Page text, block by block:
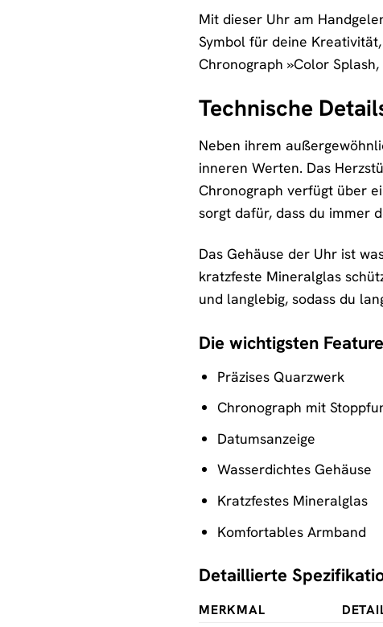
Mit dieser Uhr am
Symbol für deine Kreativität,
Chronograph »Color
Technische
Neben ihrem
inneren Werten. Das
Chronograph verfügt über
sorgt dafür, dass du immer
Das Gehäuse der Uhr ist
kratzfeste Mineralglas
und langlebig, sodass du
Die wichtigsten
Präzises Quarzwerk
Chronograph mit
Datumsanzeige
Wasserdichtes Gehäuse
Kratzfestes Mineralglas
Komfortables Armband
Detaillierte
MERKMAL